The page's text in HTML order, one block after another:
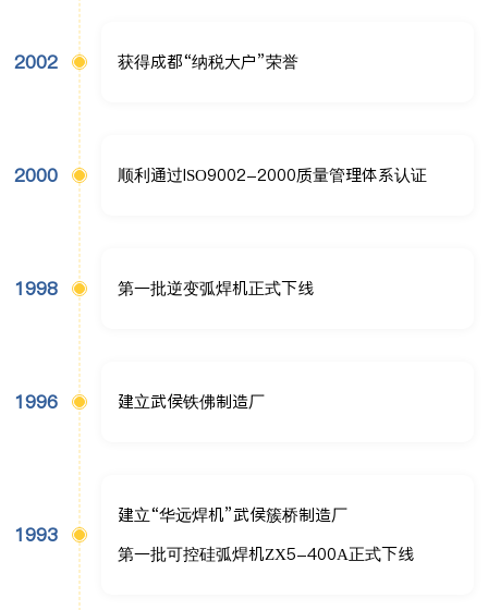
2002 获得成都“纳税大户”荣誉
2000 顺利通过ISO9002-2000质量管理体系认证
1998 第一批逆变弧焊机正式下线
1996 建立武侯铁佛制造厂
1993
建立“华远焊机”武侯簇桥制造厂
第一批可控硅弧焊机ZX5-400A正式下线